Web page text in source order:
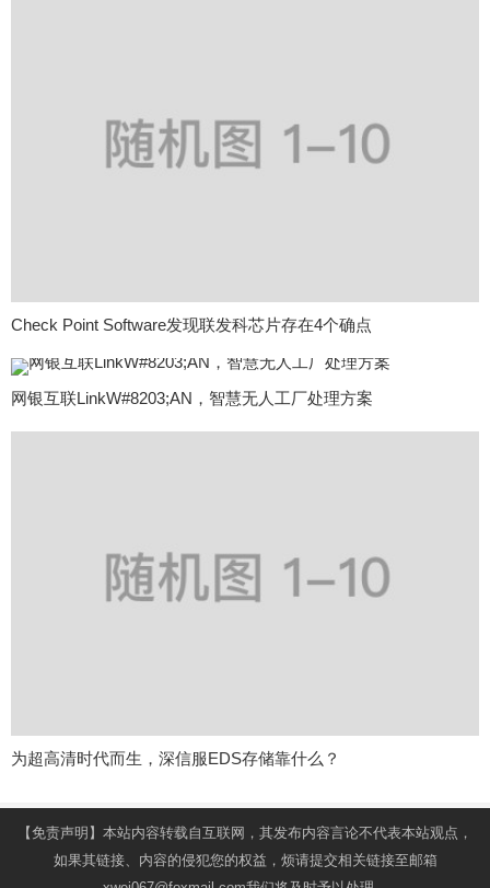
Check Point Software发现联发科芯片存在4个确点
网银互联LinkW#8203;AN，智慧无人工厂处理方案
为超高清时代而生，深信服EDS存储靠什么？
【免责声明】本站内容转载自互联网，其发布内容言论不代表本站观点，
如果其链接、内容的侵犯您的权益，烦请提交相关链接至邮箱